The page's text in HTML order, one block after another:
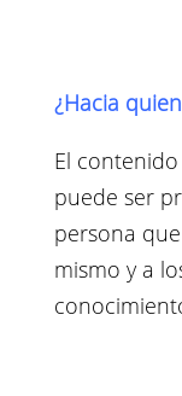
¿Hacia
El
puede ser
persona
mismo y a